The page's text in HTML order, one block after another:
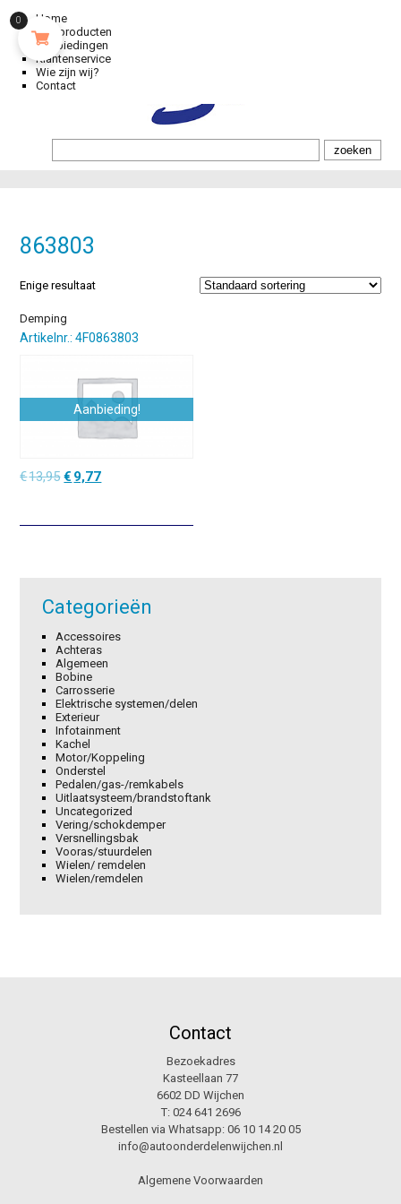
Home
Alle producten
Aanbiedingen
Klantenservice
Wie zijn wij?
Contact
863803
Enige resultaat
Demping
Artikelnr.: 4F0863803
Aanbieding!
€13,95Oorspronkelijke
€13,95.
€ 9,77Huidige
€9,77.
Categorieën
Accessoires
Achteras
Algemeen
Bobine
Carrosserie
Elektrische systemen/delen
Exterieur
Infotainment
Kachel
Motor/Koppeling
Onderstel
Pedalen/gas-/remkabels
Uitlaatsysteem/brandstoftank
Uncategorized
Vering/schokdemper
Versnellingsbak
Vooras/stuurdelen
Wielen/ remdelen
Wielen/remdelen
Contact
Bezoekadres
Kasteellaan 77
6602 DD Wijchen
T: 024 641 2696
Bestellen via Whatsapp: 06 10 14 20 05
info@autoonderdelenwijchen.nl
Algemene Voorwaarden
0